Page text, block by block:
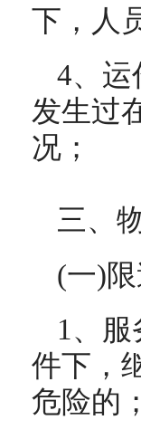
下，人
4、运
发生过
况；
三、
(一)
1、
件下，
危险的；